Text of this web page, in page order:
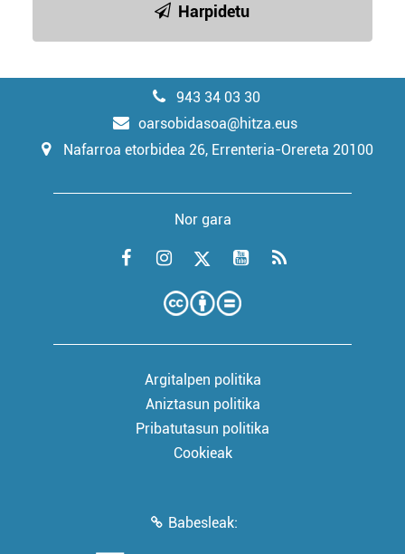
Harpidetu
943 34 03 30
oarsobidasoa@hitza.eus
Nafarroa etorbidea 26, Errenteria-Orereta 20100
Nor gara
Argitalpen politika
Aniztasun politika
Pribatutasun politika
Cookieak
Babesleak: